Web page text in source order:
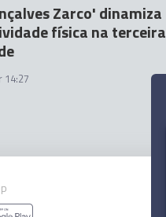
Zarco' dinamiza
física na terceira
14:27